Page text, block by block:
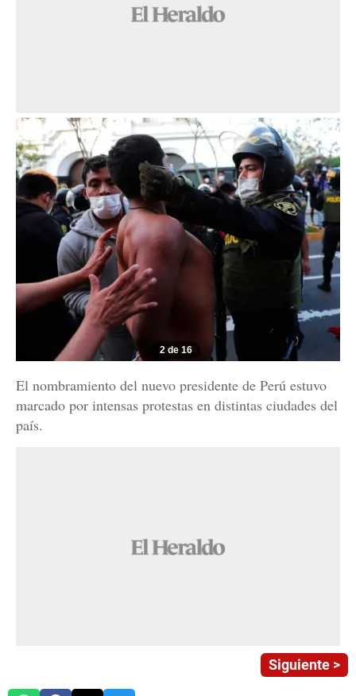
2 de 16
El nombramiento del nuevo presidente de Perú estuvo
marcado por intensas protestas en distintas ciudades del
país.
Siguiente >